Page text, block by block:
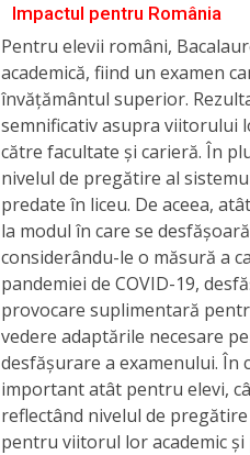
Impactul pentru România
Pentru elevii români,
academică, fiind un examen
învățământul superior.
semnificativ asupra viitorului
către facultate și carieră. În
nivelul de pregătire al
predate în liceu. De aceea,
la modul în care se
considerându-le o măsură a
pandemiei de COVID-19,
provocare suplimentară
vedere adaptările necesare
desfășurare a examenului. În
important atât pentru elevi,
reflectând nivelul de
pentru viitorul lor academic